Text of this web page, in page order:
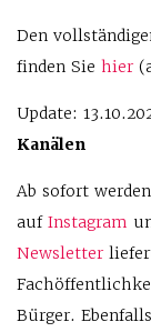
Den
finden Sie hier
Update:
Kanälen
Ab sofort
aufInstagram
Newsletter
Bürger.